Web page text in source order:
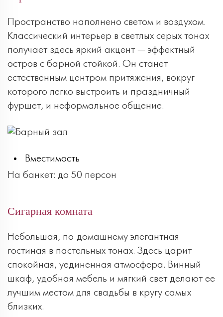
Пространство наполнено светом и воздухом.
Классический интерьер в светлых серых тонах
получает здесь яркий акцент — эффектный
остров с барной стойкой. Он станет
естественным центром притяжения, вокруг
которого легко выстроить и праздничный
фуршет, и неформальное общение.
Вместимость
На банкет: до 50 персон
Сигарная комната
Небольшая, по-домашнему элегантная
гостиная в пастельных тонах. Здесь царит
спокойная, уединенная атмосфера. Винный
шкаф, удобная мебель и мягкий свет делают ее
лучшим местом для свадьбы в кругу самых
близких.